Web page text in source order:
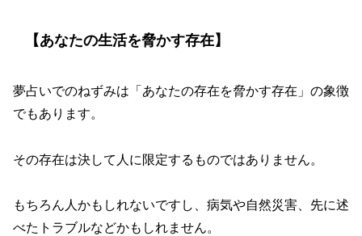
【あなたの生活を脅かす存在】
夢占いでのねずみは「あなたの存在を脅かす存在」の象徴
でもあります。
その存在は決して人に限定するものではありません。
もちろん人かもしれないですし、病気や自然災害、先に述
べたトラブルなどかもしれません。